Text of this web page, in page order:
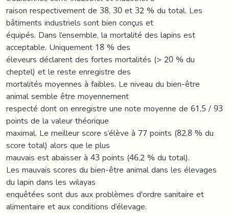
raison respectivement de 38, 30 et 32 % du total. Les
bâtiments industriels sont bien conçus et
équipés. Dans l’ensemble, la mortalité des lapins est
acceptable. Uniquement 18 % des
éleveurs déclarent des fortes mortalités (> 20 % du
cheptel) et le reste enregistre des
mortalités moyennes à faibles. Le niveau du bien-être
animal semble être moyennement
respecté dont on enregistre une note moyenne de 61,5 / 93
points de la valeur théorique
maximal. Le meilleur score s’élève à 77 points (82,8 % du
score total) alors que le plus
mauvais est abaisser à 43 points (46,2 % du total).
Les mauvais scores du bien-être animal dans les élevages
du lapin dans les wilayas
enquêtées sont dus aux problèmes d'ordre sanitaire et
alimentaire et aux conditions d’élevage.